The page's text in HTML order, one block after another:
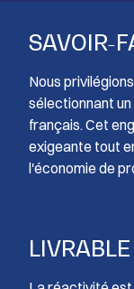
SAVOIR-
Nous
sélectionnant
français. Cet
exigeante tout
l'économie de